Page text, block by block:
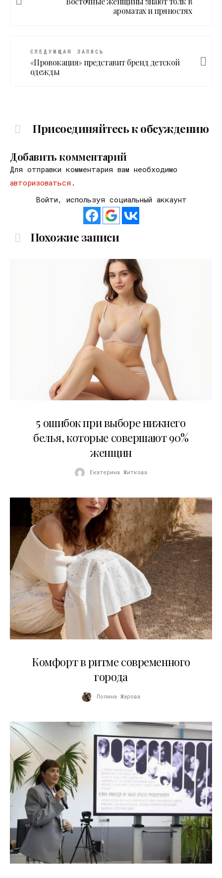
ароматах и пряностях
СЛЕДУЮЩАЯ ЗАПИСЬ
«Провокация» представит бренд детской
одежды
Присоединяйтесь к обсуждению
Добавить комментарий
Для отправки комментария вам необходимо
авторизоваться .
Войти, используя социальный аккаунт
Похожие записи
5 ошибок при выборе нижнего
белья, которые совершают 90%
женщин
Екатерина Житкова
Комфорт в ритме современного
города
Полина Жарова